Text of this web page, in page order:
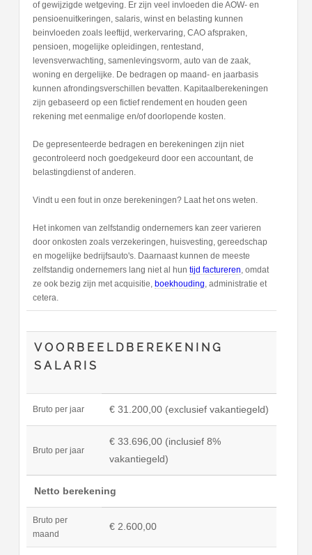
of gewijzigde wetgeving. Er zijn veel invloeden die AOW- en
pensioenuitkeringen, salaris, winst en belasting kunnen
beinvloeden zoals leeftijd, werkervaring, CAO afspraken,
pensioen, mogelijke opleidingen, rentestand,
levensverwachting, samenlevingsvorm, auto van de zaak,
woning en dergelijke. De bedragen op maand- en jaarbasis
kunnen afrondingsverschillen bevatten. Kapitaalberekeningen
zijn gebaseerd op een fictief rendement en houden geen
rekening met eenmalige en/of doorlopende kosten.
De gepresenteerde bedragen en berekeningen zijn niet
gecontroleerd noch goedgekeurd door een accountant, de
belastingdienst of anderen.
Vindt u een fout in onze berekeningen? Laat het ons weten.
Het inkomen van zelfstandig ondernemers kan zeer varieren
door onkosten zoals verzekeringen, huisvesting, gereedschap
en mogelijke bedrijfsauto's. Daarnaast kunnen de meeste
zelfstandig ondernemers lang niet al hun tijd factureren, omdat
ze ook bezig zijn met acquisitie, boekhouding, administratie et
cetera.
VOORBEELDBEREKENING
SALARIS
Bruto per jaar € 31.200,00 (exclusief vakantiegeld)
Bruto per jaar
€ 33.696,00 (inclusief 8%
vakantiegeld)
Netto berekening
Bruto per
maand
€ 2.600,00